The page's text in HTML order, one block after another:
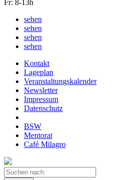
Fr: 8-13h
sehen
sehen
sehen
sehen
Kontakt
Lageplan
Veranstaltungskalender
Newsletter
Impressum
Datenschutz
BSW
Mentorat
Café Milagro